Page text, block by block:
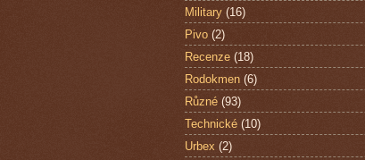
Military (16)
Pivo (2)
Recenze (18)
Rodokmen (6)
Různé (93)
Technické (10)
Urbex (2)